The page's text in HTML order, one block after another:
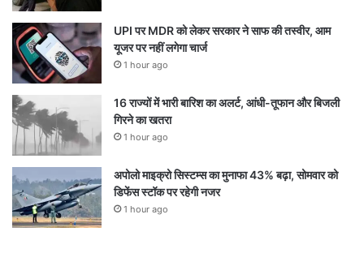
UPI पर MDR को लेकर सरकार ने साफ की तस्वीर, आम
यूजर पर नहीं लगेगा चार्ज
1 hour ago
16 राज्यों में भारी बारिश का अलर्ट, आंधी-तूफान और बिजली
गिरने का खतरा
1 hour ago
अपोलो माइक्रो सिस्टम्स का मुनाफा 43% बढ़ा, सोमवार को
डिफेंस स्टॉक पर रहेगी नजर
1 hour ago